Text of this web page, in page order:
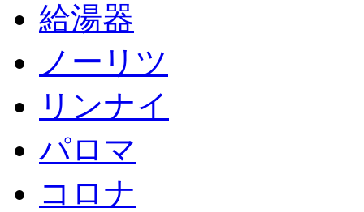
給湯器
ノーリツ
リンナイ
パロマ
コロナ